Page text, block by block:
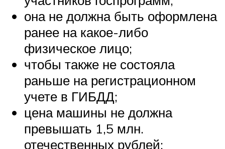
она не должна быть оформлена
ранее на какое-либо
физическое лицо;
чтобы также не состояла
раньше на регистрационном
учете в ГИБДД;
цена машины не должна
превышать 1,5 млн.
отечественных рублей;